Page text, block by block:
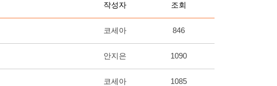
작성자 조회
코세아 846
안지은 1090
코세아 1085